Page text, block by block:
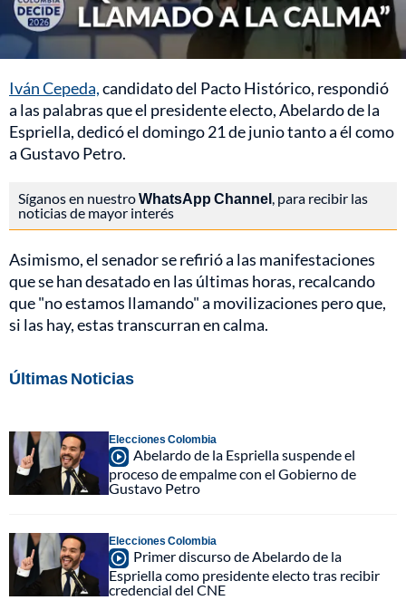
Iván Cepeda,candidato del Pacto Histórico, respondió
a las palabras que el presidente electo, Abelardo de la
Espriella, dedicó el domingo 21 de junio tanto a él como
a Gustavo Petro.
Síganos en nuestroWhatsApp Channel , para recibir las
noticias de mayor interés
Asimismo, el senador se refirió a las manifestaciones
que se han desatado en las últimas horas, recalcando
que "no estamos llamando" a movilizaciones pero que,
si las hay, estas transcurran en calma.
Últimas Noticias
Elecciones Colombia
Abelardo de la Espriella suspende el
proceso de empalme con el Gobierno de
Gustavo Petro
Elecciones Colombia
Primer discurso de Abelardo de la
Espriella como presidente electo tras recibir
credencial del CNE